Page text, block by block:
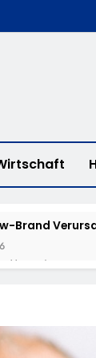
Brand
With A